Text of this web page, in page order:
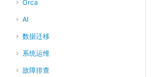
Orca
AI
数据迁移
系统运维
故障排查